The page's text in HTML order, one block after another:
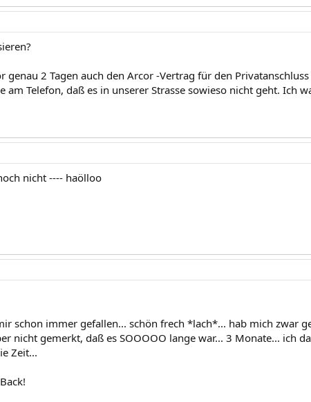
genau 2 Tagen auch den Arcor -Vertrag für den
am Telefon, daß es in unserer Strasse sowieso nicht geht. Ich
nicht ---- haölloo
schon immer gefallen... schön frech *lach*... hab mich zwar
nicht gemerkt, daß es SOOOOO lange war... 3 Monate... ich
Zeit...